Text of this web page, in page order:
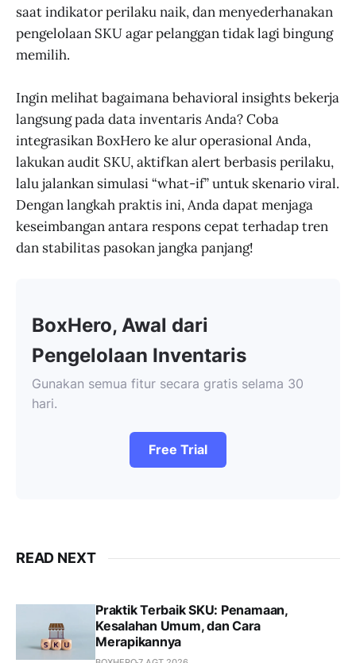
saat indikator perilaku naik, dan menyederhanakan
pengelolaan SKU agar pelanggan tidak lagi bingung
memilih.
Ingin melihat bagaimana behavioral insights bekerja
langsung pada data inventaris Anda? Coba
integrasikan BoxHero ke alur operasional Anda,
lakukan audit SKU, aktifkan alert berbasis perilaku,
lalu jalankan simulasi “what-if” untuk skenario viral.
Dengan langkah praktis ini, Anda dapat menjaga
keseimbangan antara respons cepat terhadap tren
dan stabilitas pasokan jangka panjang!
BoxHero, Awal dari
Pengelolaan Inventaris
Gunakan semua fitur secara gratis selama 30
hari.
Free Trial
READ NEXT
Praktik Terbaik SKU: Penamaan,
Kesalahan Umum, dan Cara
Merapikannya